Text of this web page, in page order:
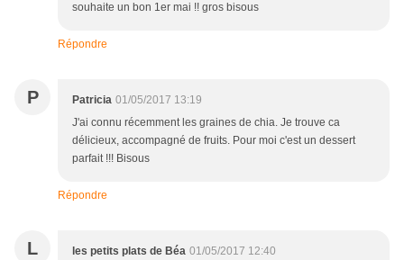
souhaite un bon 1er mai !! gros bisous
Répondre
P Patricia 01/05/2017 13:19
J'ai connu récemment les graines de chia. Je trouve ca
délicieux, accompagné de fruits. Pour moi c'est un dessert
parfait !!! Bisous
Répondre
L les petits plats de Béa 01/05/2017 12:40